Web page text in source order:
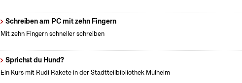
Schreiben am PC mit zehn Fingern
Mit zehn Fingern schneller schreiben
Sprichst du Hund?
Ein Kurs mit Rudi Rakete in der Stadtteilbibliothek Mülheim